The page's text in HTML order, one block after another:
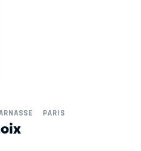
PARIS